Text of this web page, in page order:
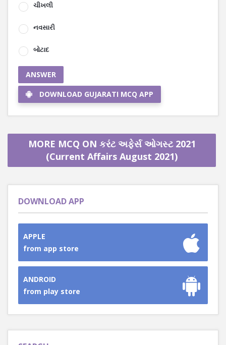
ચીખલી
નવસારી
બોટાદ
ANSWER
DOWNLOAD GUJARATI MCQ APP
MORE MCQ ON કરંટ અફેર્સ ઓગસ્ટ 2021
(Current Affairs August 2021)
DOWNLOAD APP
APPLE
from app store
ANDROID
from play store